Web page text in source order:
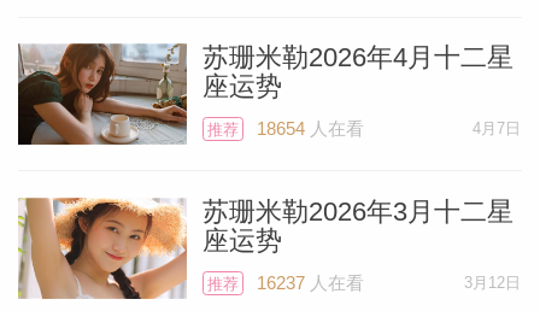
个人资
苏珊米勒2026年4月十二星
座运势
推荐 18654人在看 4月7日
苏珊米勒2026年3月十二星
座运势
推荐 16237人在看 3月12日